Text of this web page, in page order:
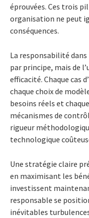
éprouvées. Ces trois
organisation ne peut
conséquences.
La responsabilité dans
par principe, mais de
efficacité. Chaque cas
chaque choix de
besoins réels et
mécanismes de
rigueur
technologique
Une stratégie claire
en maximisant les
investissent
responsable se
inévitables